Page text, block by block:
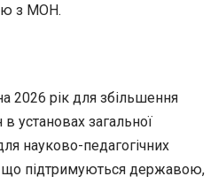
з МОН.
2026 рік для збільшення
в установах загальної
науково-педагогічних
що підтримуються державою,